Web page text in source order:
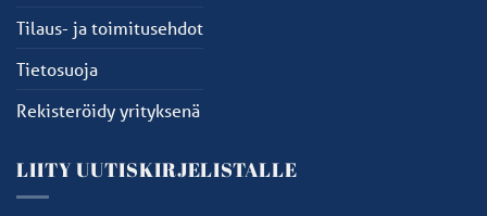
Tilaus- ja toimitusehdot
Tietosuoja
Rekisteröidy yrityksenä
LIITY UUTISKIRJELISTALLE